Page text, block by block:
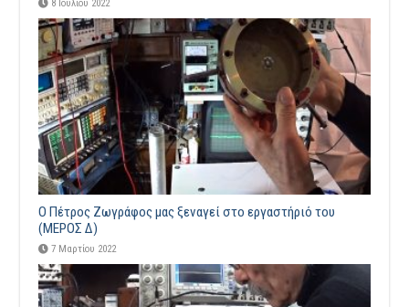
8 Ιουλίου 2022
Ο Πέτρος Ζωγράφος μας ξεναγεί στο εργαστήριό του
(ΜΕΡΟΣ Δ)
7 Μαρτίου 2022